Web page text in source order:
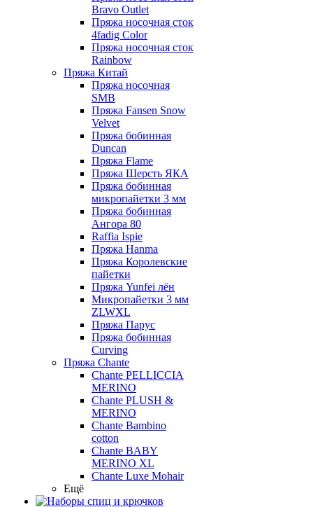
Bravo Outlet
Пряжа носочная сток
4fadig Color
Пряжа носочная сток
Rainbow
Пряжа Китай
Пряжа носочная
SMB
Пряжа Fansen Snow
Velvet
Пряжа бобинная
Duncan
Пряжа Flame
Пряжа Шерсть ЯКА
Пряжа бобинная
микропайетки 3 мм
Пряжа бобинная
Ангора 80
Raffia Ispie
Пряжа Hanma
Пряжа Королевские
пайетки
Пряжа Yunfei лён
Микропайетки 3 мм
ZLWXL
Пряжа Парус
Пряжа бобинная
Curving
Пряжа Chante
Chante PELLICCIA
MERINO
Chante PLUSH &
MERINO
Chante Bambino
cotton
Chante BABY
MERINO XL
Chante Luxe Mohair
Ещё